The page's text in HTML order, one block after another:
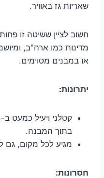
שאריות גז באוויר.
חשוב לציין ששיטה זו
מדינות כמו ארה"ב,
או במבנים מסוימים.
יתרונות:
בתוך המבנה.
מגיע לכל מקום, גם
חסרונות: